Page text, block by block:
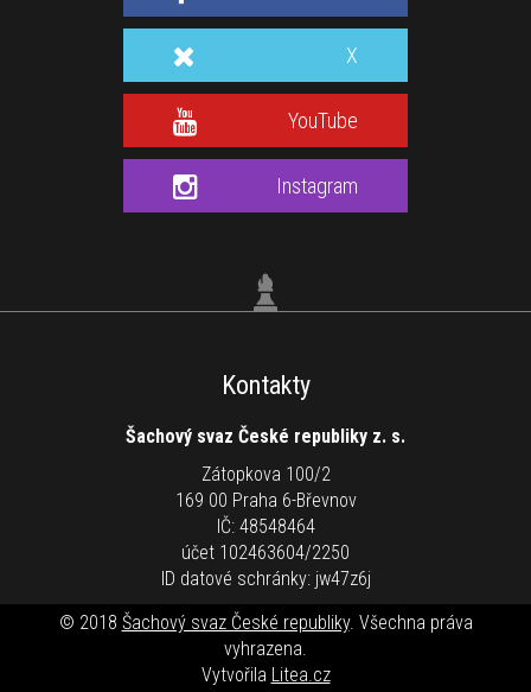
X
YouTube
Instagram
Kontakty
Šachový svaz České republiky z. s.
Zátopkova 100/2
169 00 Praha 6-Břevnov
IČ: 48548464
účet 102463604/2250
ID datové schránky: jw47z6j
© 2018 Šachový svaz České republiky. Všechna práva
vyhrazena.
Vytvořila Litea.cz